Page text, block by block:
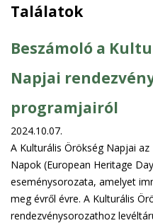
Találatok
Beszámoló a
Napjai
programjairól
2024.10.07.
A Kulturális Örökség Napjai
Napok (European Heritage
eseménysorozata, amelyet
meg évről évre. A Kulturális
rendezvénysorozathoz